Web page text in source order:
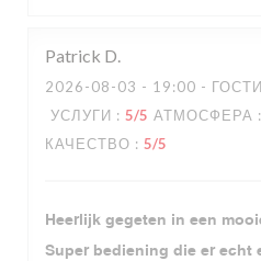
Patrick D
2026-08-03 - 19:00 -
УСЛУГИ : 5/5 АТМОСФЕРА :
КАЧЕСТВО : 5/5
Heerlijk gegeten in een
Super bediening die er